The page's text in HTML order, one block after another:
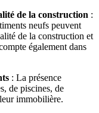
de la construction :
neufs peuvent
de la construction et
également dans
: La présence
de piscines, de
immobilière.